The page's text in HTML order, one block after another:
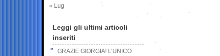
« Lug
Leggi gli ultimi articoli
inseriti
GRAZIE GIORGIA! L’UNICO